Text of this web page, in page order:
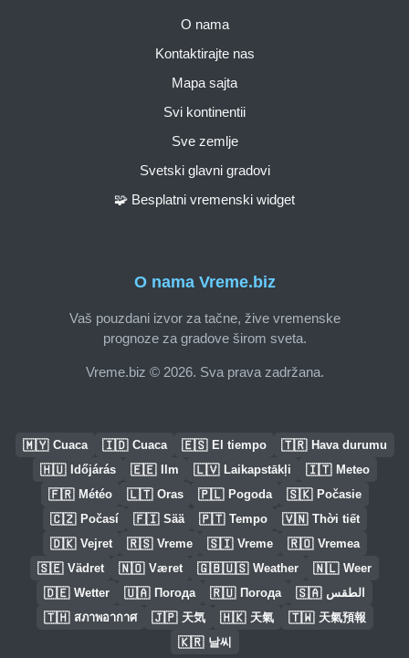
O nama Vreme.biz
Vaš pouzdani izvor za tačne, žive vremenske
prognoze za gradove širom sveta.
Vreme.biz © 2026. Sva prava zadržana.
O nama
Kontaktirajte nas
Mapa sajta
Svi kontinentii
Sve zemlje
Svetski glavni gradovi
🧩 Besplatni vremenski widget
🇲🇾 Cuaca 🇮🇩 Cuaca 🇪🇸 El tiempo 🇹🇷 Hava durumu
🇭🇺 Időjárás 🇪🇪 Ilm 🇱🇻 Laikapstākļi 🇮🇹 Meteo
🇫🇷 Météo 🇱🇹 Oras 🇵🇱 Pogoda 🇸🇰 Počasie
🇨🇿 Počasí 🇫🇮 Sää 🇵🇹 Tempo 🇻🇳 Thời tiết
🇩🇰 Vejret 🇷🇸 Vreme 🇸🇮 Vreme 🇷🇴 Vremea
🇸🇪 Vädret 🇳🇴 Været 🇬🇧🇺🇸 Weather 🇳🇱 Weer
🇩🇪 Wetter 🇺🇦 Погода 🇷🇺 Погода 🇸🇦 الطقس
🇹🇭 สภาพอากาศ 🇯🇵 天気 🇭🇰 天氣 🇹🇼 天氣預報
🇰🇷 날씨